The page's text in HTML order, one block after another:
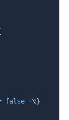
false -%}